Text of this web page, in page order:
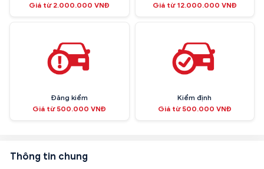
Giá từ 2.000.000 VNĐ
Giá từ 12.000.000 VNĐ
Đăng kiểm
Giá từ 500.000 VNĐ
Kiểm định
Giá từ 500.000 VNĐ
Thông tin chung